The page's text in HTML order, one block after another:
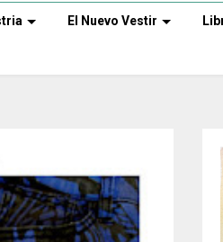
El Nuevo Vestir